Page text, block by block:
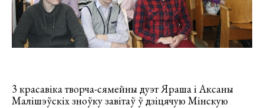
3 красавіка творча-сямейны дуэт Яраша і Аксаны
Малішэўскіх зноўку завітаў ў дзіцячую Мінскую